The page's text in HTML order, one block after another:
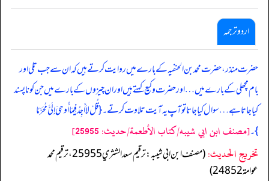
اردو ترجمہ
حضرت منذر، حضرت محمد بن الحنفیہ کے بارے میں روایت کرتے ہیں کہ ان سے جب تلی اور
بام مچھلی کے بارے میں… اور حضرت وکیع کہتے ہیں اور ان چیزوں کے بارے میں جن کو ناپسند
کیا جاتا ہے … سوال کیا جاتا تو آپ یہ آیت تلاوت کرتے۔ { قُلْ لاَ أَجِدُ فِیمَا أُوحِیَ إِلَیَّ مُحَرَّمًا
}۔[مصنف ابن ابي شيبه/كتاب الأطعمة/حدیث: 25955]
تخریج الحدیث:
(مصنف ابن ابي شيبه: ترقيم سعد الشثري 25955، ترقيم محمد
عوامة 24852)